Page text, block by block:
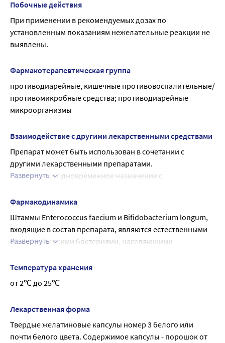
Побочные действия
При применении в рекомендуемых дозах по
установленным показаниям нежелательные реакции не
выявлены.
Фармакотерапевтическая группа
противодиарейные, кишечные противовоспалительные/
противомикробные средства; противодиарейные
микроорганизмы
Взаимодействие с другими лекарственными средствами
Препарат может быть использован в сочетании с
другими лекарственными препаратами.
Разрешается одновременное назначение с
антибактериальной терапии для профилактики
дисбактериоза и антибиотик-ассоциированной диареи.
Развернуть
Фармакодинамика
Штаммы Enterococcus faecium и Bifidobacterium longum,
входящие в состав препарата, являются естественными
симбиотическими бактериями, населяющими
нормализующее действие на количественный и
качественный состав микрофлоры кишечника. Действие
обусловлено как непосредственным прямым эффектом
антагонистическая активность в отношении патогенных
и условно патогенных микроорганизмов), так и
опосредованным - стимуляция местного кишечного
Развернуть
Температура хранения
от 2℃ до 25℃
Лекарственная форма
Твердые желатиновые капсулы номер 3 белого или
почти белого цвета. Содержимое капсулы - порошок от